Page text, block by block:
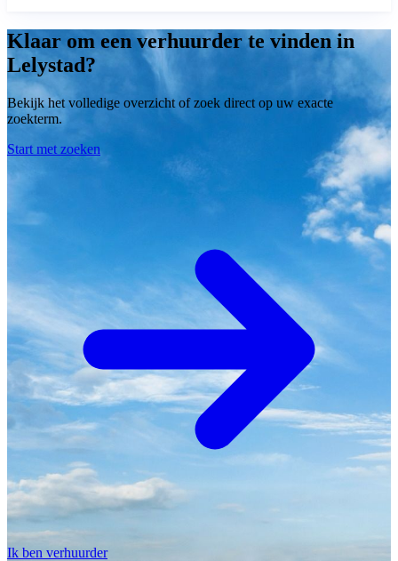
Klaar om een verhuurder te vinden in
Lelystad?
Bekijk het volledige overzicht of zoek direct op uw exacte
zoekterm.
Start met zoeken
Ik ben verhuurder